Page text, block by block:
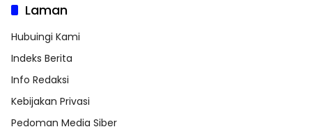
Laman
Hubuingi Kami
Indeks Berita
Info Redaksi
Kebijakan Privasi
Pedoman Media Siber